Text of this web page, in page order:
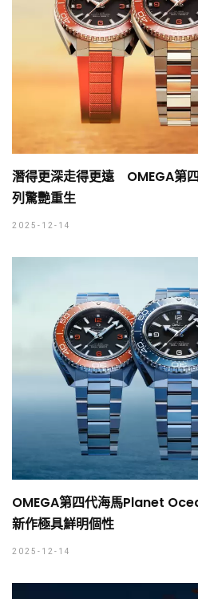
潛得更深走得更遠 OMEGA第
列驚艷重生
2025-12-14
OMEGA第四代海馬Planet
新作極具鮮明個性
2025-12-14